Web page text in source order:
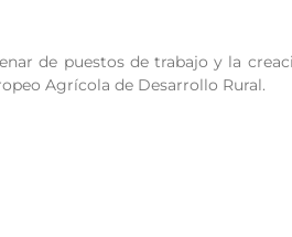
de puestos de trabajo y la
Agrícola de Desarrollo Rural.